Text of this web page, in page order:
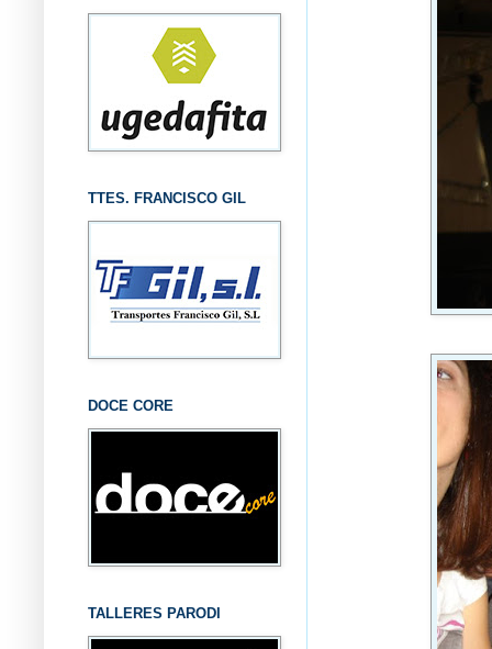
TTES. FRANCISCO GIL
DOCE CORE
TALLERES PARODI